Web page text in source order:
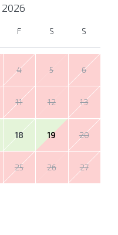
2026
F S S
4 5 6
11 12 13
18 19 20
25 26 27